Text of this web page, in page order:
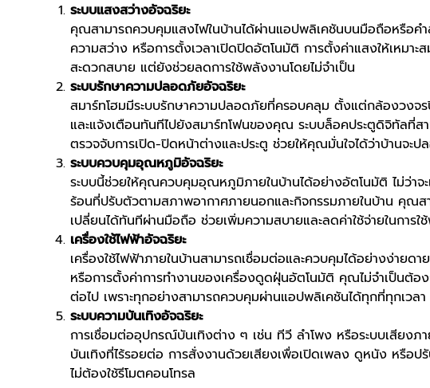
ระบบแสงสว่างอัจฉริยะ
คุณสามารถควบคุมแสงไฟในบ้านได้ผ่านแอปพลิเคชันบนมือถือหรือคำ
ความสว่าง หรือการตั้งเวลาเปิดปิดอัตโนมัติ การตั้งค่าแสงให้เหมาะ
สะดวกสบาย แต่ยังช่วยลดการใช้พลังงานโดยไม่จำเป็น
ระบบรักษาความปลอดภัยอัจฉริยะ
สมาร์ทโฮมมีระบบรักษาความปลอดภัยที่ครอบคลุม ตั้งแต่กล้องวงจร
และแจ้งเตือนทันทีไปยังสมาร์ทโฟนของคุณ ระบบล็อคประตูดิจิทัลที่สา
ตรวจจับการเปิด-ปิดหน้าต่างและประตู ช่วยให้คุณมั่นใจได้ว่าบ้านจะ
ระบบควบคุมอุณหภูมิอัจฉริยะ
ระบบนี้ช่วยให้คุณควบคุมอุณหภูมิภายในบ้านได้อย่างอัตโนมัติ ไม่ว่าจ
ร้อนที่ปรับตัวตามสภาพอากาศภายนอกและกิจกรรมภายในบ้าน คุณส
เปลี่ยนได้ทันทีผ่านมือถือ ช่วยเพิ่มความสบายและลดค่าใช้จ่ายในการใ
เครื่องใช้ไฟฟ้าอัจฉริยะ
เครื่องใช้ไฟฟ้าภายในบ้านสามารถเชื่อมต่อและควบคุมได้อย่างง่ายดา
หรือการตั้งค่าการทำงานของเครื่องดูดฝุ่นอัตโนมัติ คุณไม่จำเป็นต้อ
ต่อไป เพราะทุกอย่างสามารถควบคุมผ่านแอปพลิเคชันได้ทุกที่ทุกเวลา
ระบบความบันเทิงอัจฉริยะ
การเชื่อมต่ออุปกรณ์บันเทิงต่าง ๆ เช่น ทีวี ลำโพง หรือระบบเสียงภ
บันเทิงที่ไร้รอยต่อ การสั่งงานด้วยเสียงเพื่อเปิดเพลง ดูหนัง หรือป
ไม่ต้องใช้รีโมตคอนโทรล